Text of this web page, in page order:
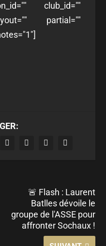
club_id=""
partial=""
🚨 Flash : Laurent
Batlles dévoile le
groupe de l'ASSE pour
affronter Sochaux !